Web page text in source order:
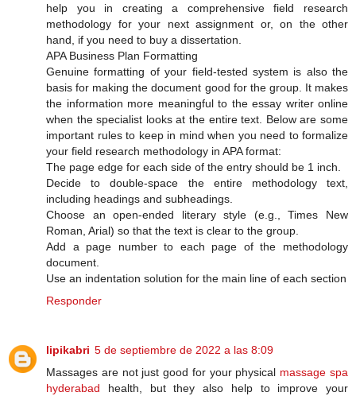
help you in creating a comprehensive field research
methodology for your next assignment or, on the other
hand, if you need to buy a dissertation.
APA Business Plan Formatting
Genuine formatting of your field-tested system is also the
basis for making the document good for the group. It makes
the information more meaningful to the essay writer online
when the specialist looks at the entire text. Below are some
important rules to keep in mind when you need to formalize
your field research methodology in APA format:
The page edge for each side of the entry should be 1 inch.
Decide to double-space the entire methodology text,
including headings and subheadings.
Choose an open-ended literary style (e.g., Times New
Roman, Arial) so that the text is clear to the group.
Add a page number to each page of the methodology
document.
Use an indentation solution for the main line of each section
Responder
lipikabri 5 de septiembre de 2022 a las 8:09
Massages are not just good for your physical massage spa
hyderabad health, but they also help to improve your